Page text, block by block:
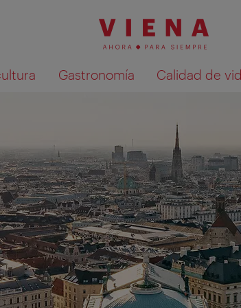
Gastronomía Calidad de